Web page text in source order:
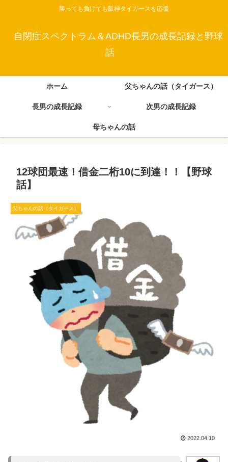
勝っても負けても阪神タイガースを応援
自閉症スペクトラム＆ADHD長男の成長記録と野球
話
ホーム 父ちゃんの話（タイガース）
長男の成長記録 次男の成長記録
母ちゃんの話
12球団最速！借金二桁10に到達！！【野球
話】
父ちゃんの話（タイガース）
2022.04.10